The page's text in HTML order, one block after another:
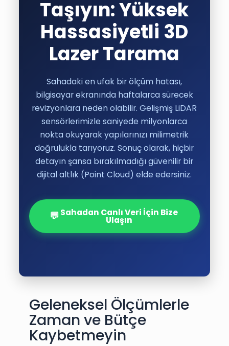
Taşıyın: Yüksek
Hassasiyetli 3D
Lazer Tarama
Sahadaki en ufak bir ölçüm hatası,
bilgisayar ekranında haftalarca sürecek
revizyonlara neden olabilir. Gelişmiş LiDAR
sensörlerimizle saniyede milyonlarca
nokta okuyarak yapılarınızı milimetrik
doğrulukla tarıyoruz. Sonuç olarak, hiçbir
detayın şansa bırakılmadığı güvenilir bir
dijital altlık (Point Cloud) elde edersiniz.
💬Sahadan Canlı Veri İçin Bize
Ulaşın
Geleneksel Ölçümlerle
Zaman ve Bütçe
Kaybetmeyin